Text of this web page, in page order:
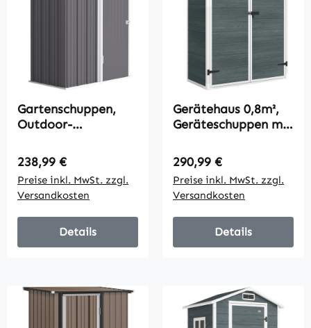
Gartenschuppen,
Outdoor-
Wellstahl,
Wanddesign,
verstellbare
Regalböden,
verschließbare Tür,
Regulärer Preis:
238,99 €
Preise inkl. MwSt. zzgl.
Versandkosten
Details
Gerätehaus 0,8m²,
Geräteschuppen mit
134 x 68,5 x 170 cm
Kunststoff mit
Abschließbar
Doppeltür Boden
Regulärer Preis:
290,99 €
Preise inkl. MwSt. zzgl.
Versandkosten
Details